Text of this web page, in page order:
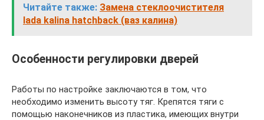
Читайте также: Замена стеклоочистителя
lada kalina hatchback (ваз калина)
Особенности регулировки дверей
Работы по настройке заключаются в том, что
необходимо изменить высоту тяг. Крепятся тяги с
помощью наконечников из пластика, имеющих внутри